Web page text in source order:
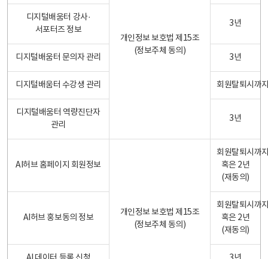
개인정보 보호법 제15조
(정보주체 동의)
디지털배움터 강사·
서포터즈 정보
3년
디지털배움터 문의자 관리 3년
디지털배움터 수강생 관리 회원탈퇴시까
디지털배움터 역량진단자
관리
3년
AI허브 홈페이지 회원정보
개인정보 보호법 제15조
(정보주체 동의)
회원탈퇴시까
혹은 2년
(재동의)
AI허브 홍보동의 정보
회원탈퇴시까
혹은 2년
(재동의)